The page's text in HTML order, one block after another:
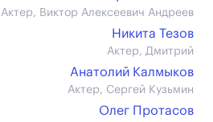
Актер, Виктор Алексеевич Андреев
Никита Тезов
Актер, Дмитрий
Анатолий Калмыков
Актер, Сергей Кузьмин
Олег Протасов